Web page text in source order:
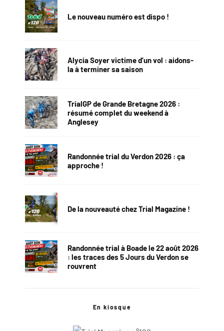
Le nouveau numéro est dispo !
Alycia Soyer victime d’un vol : aidons-
la à terminer sa saison
TrialGP de Grande Bretagne 2026 :
résumé complet du weekend à
Anglesey
Randonnée trial du Verdon 2026 : ça
approche !
De la nouveauté chez Trial Magazine !
Randonnée trial à Boade le 22 août 2026
: les traces des 5 Jours du Verdon se
rouvrent
En kiosque